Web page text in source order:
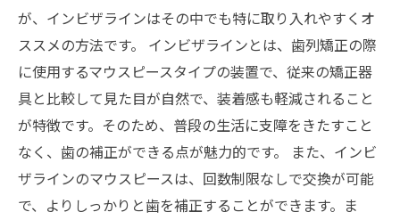
が、インビザラインはその中でも特に取り入れやすくオ
ススメの方法です。 インビザラインとは、歯列矯正の際
に使用するマウスピースタイプの装置で、従来の矯正器
具と比較して見た目が自然で、装着感も軽減されること
が特徴です。そのため、普段の生活に支障をきたすこと
なく、歯の補正ができる点が魅力的です。 また、インビ
ザラインのマウスピースは、回数制限なしで交換が可能
で、よりしっかりと歯を補正することができます。ま